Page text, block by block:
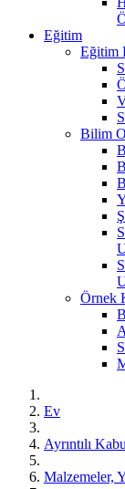
Eğitim
Eğitim
Bilim
Örnek
Ev
Ayrıntılı
Malzemeler,